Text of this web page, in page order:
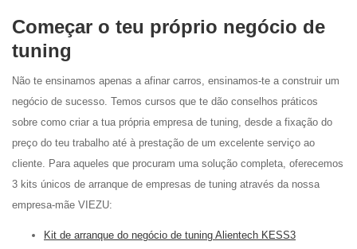
Começar o teu próprio negócio de
tuning
Não te ensinamos apenas a afinar carros, ensinamos-te a construir um
negócio de sucesso. Temos cursos que te dão conselhos práticos
sobre como criar a tua própria empresa de tuning, desde a fixação do
preço do teu trabalho até à prestação de um excelente serviço ao
cliente. Para aqueles que procuram uma solução completa, oferecemos
3 kits únicos de arranque de empresas de tuning através da nossa
empresa-mãe VIEZU:
Kit de arranque do negócio de tuning Alientech KESS3